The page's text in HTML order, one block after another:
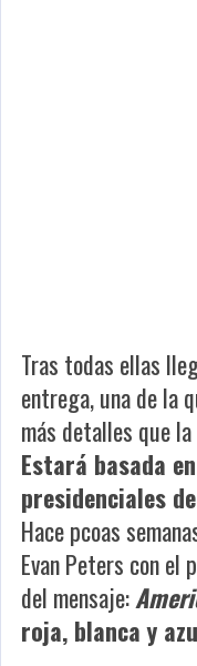
Tras todas ellas
entrega, una de la
más detalles que
Estará basada
presidenciales
Hace pcoas
Evan Peters con el
del mensaje:
roja, blanca y